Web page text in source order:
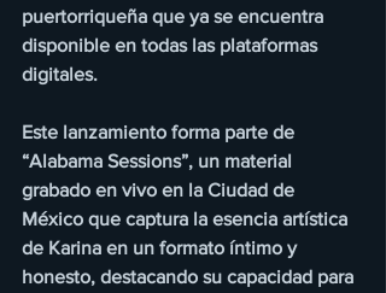
puertorriqueña que ya se encuentra
disponible en todas las plataformas
digitales.
Este lanzamiento forma parte de
“Alabama Sessions”, un material
grabado en vivo en la Ciudad de
México que captura la esencia artística
de Karina en un formato íntimo y
honesto, destacando su capacidad para